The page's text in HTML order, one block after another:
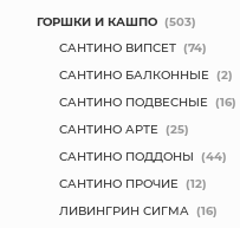
ГОРШКИ И КАШПО (503)
САНТИНО ВИПСЕТ (74)
САНТИНО БАЛКОННЫЕ (2)
САНТИНО ПОДВЕСНЫЕ (16)
САНТИНО АРТЕ (25)
САНТИНО ПОДДОНЫ (44)
САНТИНО ПРОЧИЕ (12)
ЛИВИНГРИН СИГМА (16)